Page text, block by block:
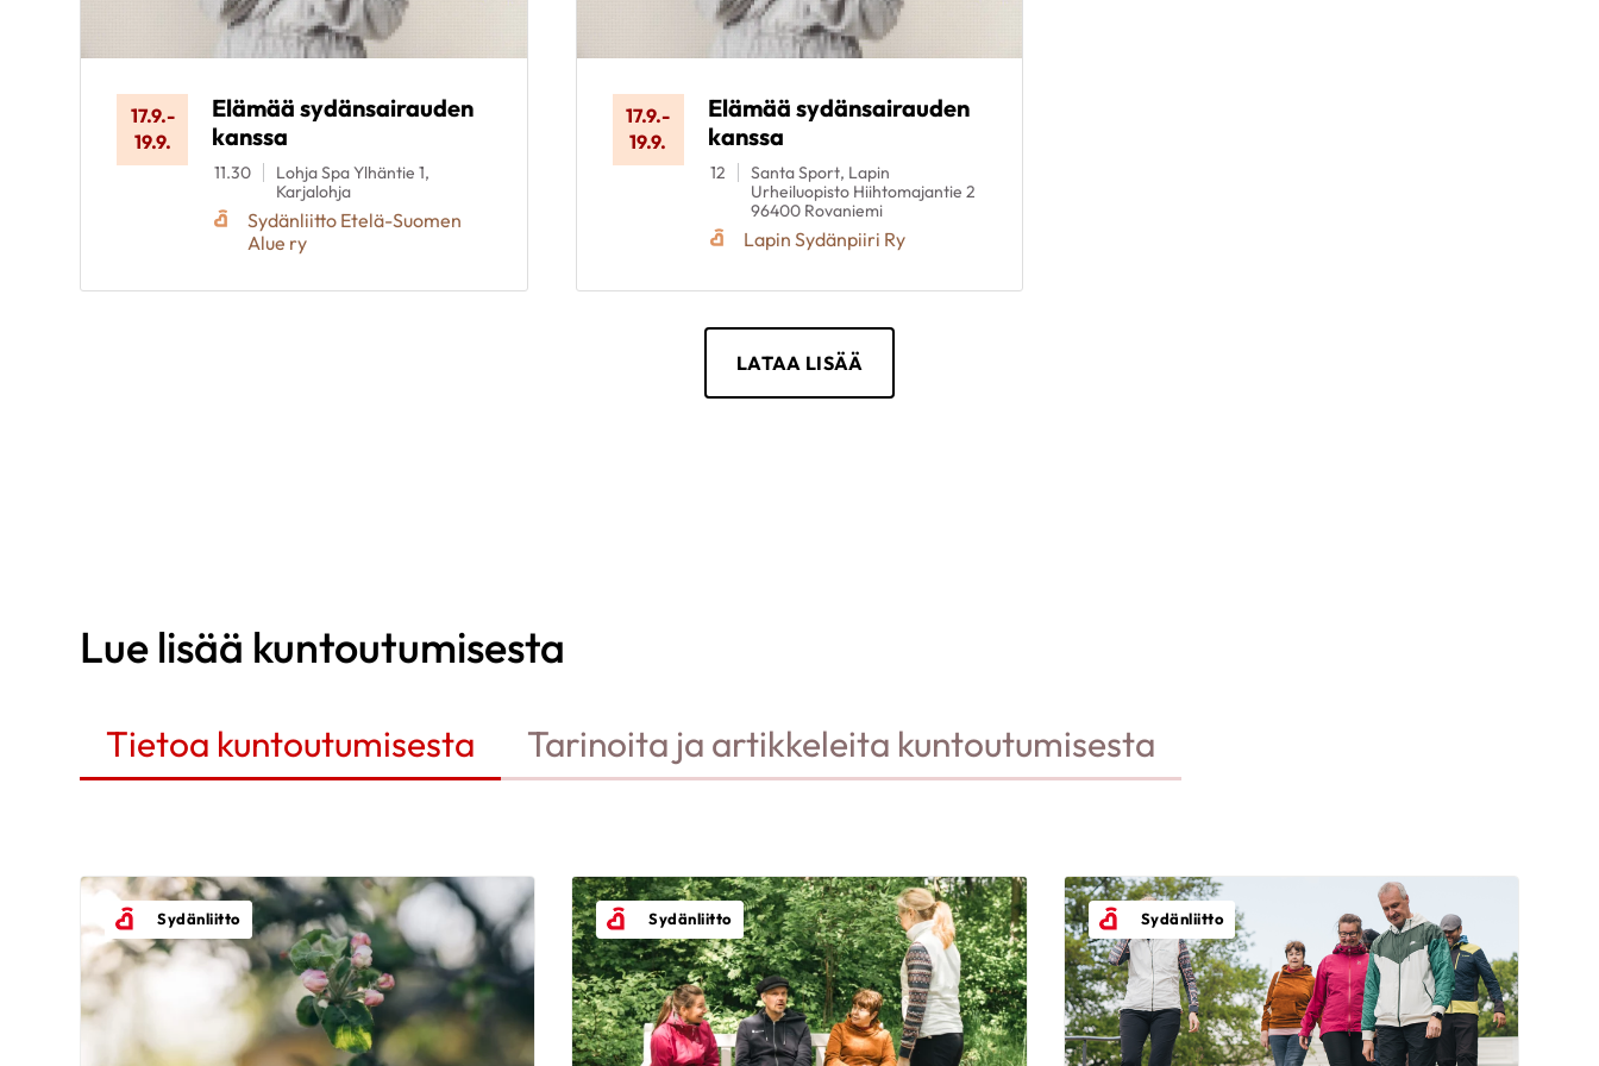
17.9.-
19.9.
Elämää sydänsairauden
kanssa
11.30
Lohja Spa Ylhäntie 1,
Karjalohja
Sydänliitto Etelä-Suomen
Alue ry
17.9.-
19.9.
Elämää sydänsairauden
kanssa
12
Santa Sport, Lapin
Urheiluopisto Hiihtomajantie 2
96400 Rovaniemi
Lapin Sydänpiiri Ry
LATAA LISÄÄ
Lue lisää kuntoutumisesta
Tietoa kuntoutumisesta Tarinoita ja artikkeleita kuntoutumisesta
Sydänliitto Sydänliitto Sydänliitto